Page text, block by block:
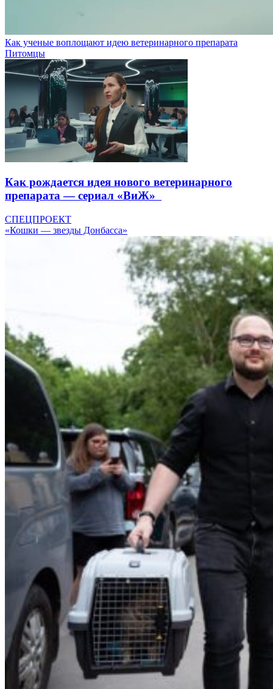
Как ученые воплощают идею ветеринарного препарата
Питомцы
Как рождается идея нового ветеринарного
препарата — сериал «ВиЖ»
СПЕЦПРОЕКТ
«Кошки — звезды Донбасса»